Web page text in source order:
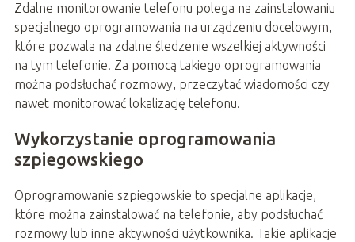
Zdalne monitorowanie telefonu polega na zainstalowaniu
specjalnego oprogramowania na urządzeniu docelowym,
które pozwala na zdalne śledzenie wszelkiej aktywności
na tym telefonie. Za pomocą takiego oprogramowania
można podsłuchać rozmowy, przeczytać wiadomości czy
nawet monitorować lokalizację telefonu.
Wykorzystanie oprogramowania
szpiegowskiego
Oprogramowanie szpiegowskie to specjalne aplikacje,
które można zainstalować na telefonie, aby podsłuchać
rozmowy lub inne aktywności użytkownika. Takie aplikacje